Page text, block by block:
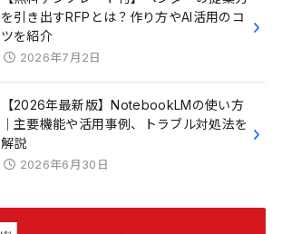
を引き出すRFPとは？作り方やAI活用のコ
ツを紹介
2026年7月2日
【2026年最新版】NotebookLMの使い方
｜主要機能や活用事例、トラブル対処法を
解説
2026年6月30日